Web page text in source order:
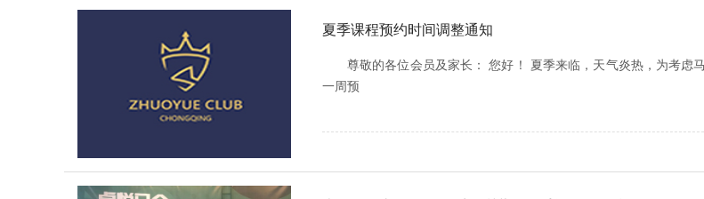
夏季课程预约时间调整通知
尊敬的各位会员及家长： 您好！ 夏季来临，天气炎热，为考
一周预